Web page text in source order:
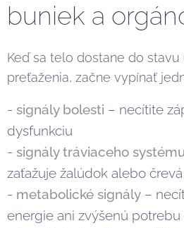
buniek a
Keď sa telo dostane do
preťaženia, začne vypínať
- signály bolesti – necítite
dysfunkciu
- signály tráviaceho systému
zaťažuje žalúdok alebo črevá
- metabolické signály –
energie ani zvýšenú potrebu